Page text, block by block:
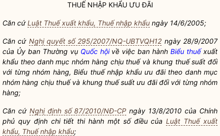
THUẾNHẬP KHẨU ƯU ĐÃI
Căn cứLuật Thuế xuất khẩu, Thuế nhập khẩu ngày 14/6/2005;
Căn cứ Nghị quyết số 295/2007/NQ-UBTVQH12 ngày 28/9/2007
của Ủy ban Thường vụ Quốc hộivề việc ban hànhBiểu thuếxuất
khẩu theo danh mục nhóm hàng chịu thuế và khung thuế suất đối
với từng nhóm hàng, Biểu thuếnhập khẩu ưu đãi theo danh mục
nhóm hàng chịu thuế và khung thuế suất ưu đãi đối với từng nhóm
hàng;
Căn cứ Nghị định số 87/2010/NĐ-CP ngày 13/8/2010 của Chính
phủ quy định chi tiết thi hành một số điều củaLuật Thuế xuất
khẩu, Thuế nhập khẩu;